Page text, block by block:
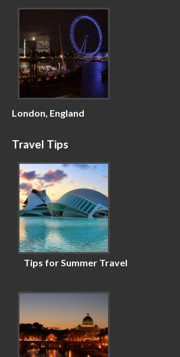
London, England
Travel Tips
Tips for Summer Travel